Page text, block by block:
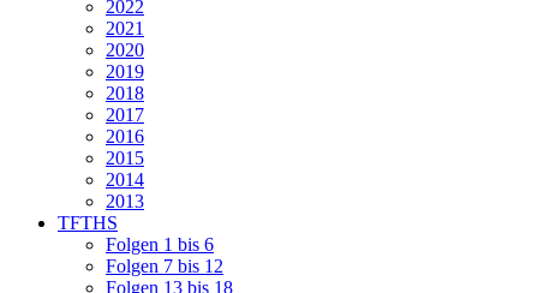
2022
2021
2020
2019
2018
2017
2016
2015
2014
2013
TFTHS
Folgen 1 bis 6
Folgen 7 bis 12
Folgen 13 bis 18